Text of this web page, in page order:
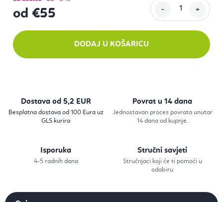
od €55
DODAJ U KOŠARICU
Dostava od 5,2 EUR
Besplatna dostava od 100 Eura uz
GLS kurira
Povrat u 14 dana
Jednostavan proces povrata unutar
14 dana od kupnje.
Isporuka
4-5 radnih dana
Stručni savjeti
Stručnjaci koji će ti pomoći u
odabiru